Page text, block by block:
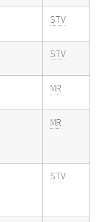
STV
STV
MR
MR
STV